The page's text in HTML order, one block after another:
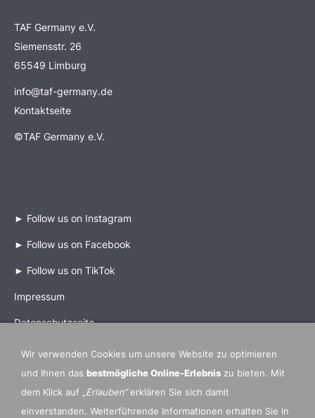
TAF Germany e.V.
Siemensstr. 26
65549 Limburg
info@taf-germany.de
Kontaktseite
©TAF Germany e.V.
► Follow us on Instagram
► Follow us on Facebook
► Follow us on TikTok
Impressum
Datenschutzseite
Wir verwenden Cookies um unsere Website zu optimieren
und Ihnen das bestmögliche Online-Erlebnis zu bieten. Mit
dem Klick auf
„Erlauben“erklären Sie sich damit
einverstanden. Weiterführende Informationen erhalten Sie in